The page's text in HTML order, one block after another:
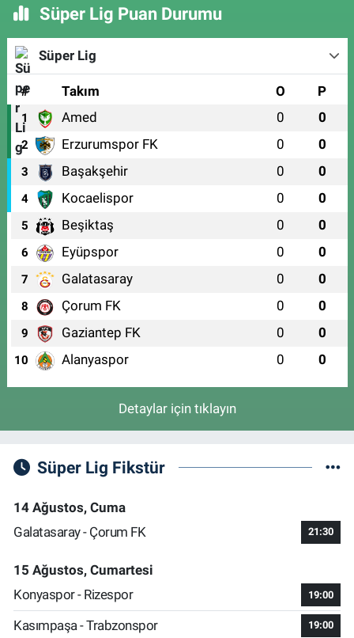
Süper Lig Puan Durumu
Süper Lig
# Takım O P
1 Amed 0 0
2 Erzurumspor FK 0 0
3 Başakşehir 0 0
4 Kocaelispor 0 0
5 Beşiktaş 0 0
6 Eyüpspor 0 0
7 Galatasaray 0 0
8 Çorum FK 0 0
9 Gaziantep FK 0 0
10 Alanyaspor 0 0
Detaylar için tıklayın
Süper Lig Fikstür
14 Ağustos, Cuma
Galatasaray - Çorum FK
21:30
15 Ağustos, Cumartesi
Konyaspor - Rizespor
19:00
Kasımpaşa - Trabzonspor 19:00